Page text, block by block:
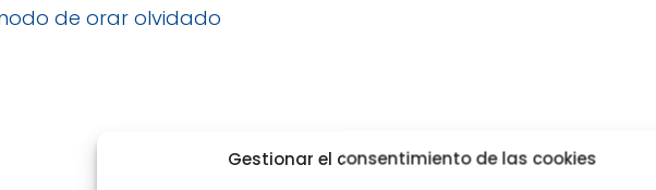
Gestionar el consentimiento de las cookies
de orar olvidado